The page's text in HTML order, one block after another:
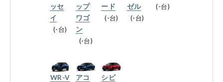
お引越しのお客様へ
サイトご利用にあたって
ッセ
イ
-台
ップ
ワゴ
ン
-台
ード
-台
ゼル
-台
-台
WR-V
アコ
シビ